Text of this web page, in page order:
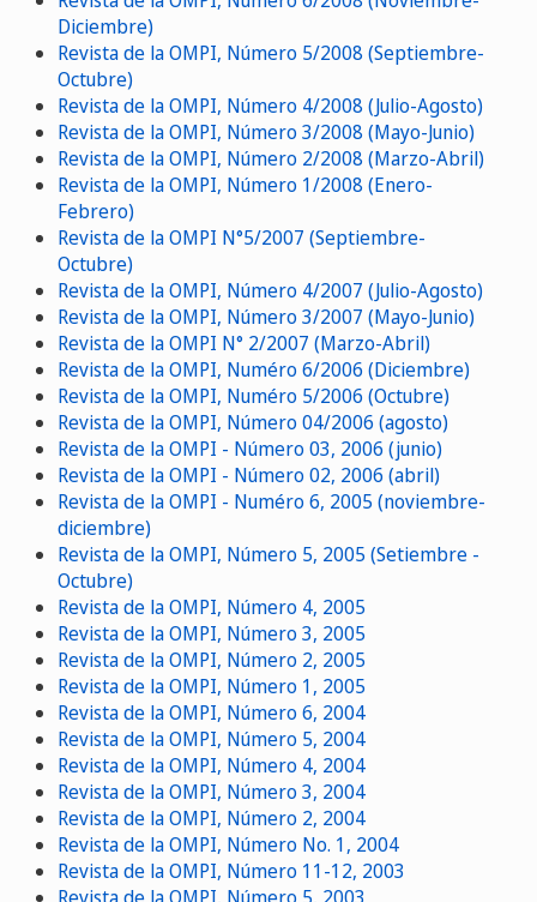
Diciembre)
Revista de la OMPI, Número 5/2008 (Septiembre-
Octubre)
Revista de la OMPI, Número 4/2008 (Julio-Agosto)
Revista de la OMPI, Número 3/2008 (Mayo-Junio)
Revista de la OMPI, Número 2/2008 (Marzo-Abril)
Revista de la OMPI, Número 1/2008 (Enero-
Febrero)
Revista de la OMPI N°5/2007 (Septiembre-
Octubre)
Revista de la OMPI, Número 4/2007 (Julio-Agosto)
Revista de la OMPI, Número 3/2007 (Mayo-Junio)
Revista de la OMPI N° 2/2007 (Marzo-Abril)
Revista de la OMPI, Numéro 6/2006 (Diciembre)
Revista de la OMPI, Numéro 5/2006 (Octubre)
Revista de la OMPI, Número 04/2006 (agosto)
Revista de la OMPI - Número 03, 2006 (junio)
Revista de la OMPI - Número 02, 2006 (abril)
Revista de la OMPI - Numéro 6, 2005 (noviembre-
diciembre)
Revista de la OMPI, Número 5, 2005 (Setiembre -
Octubre)
Revista de la OMPI, Número 4, 2005
Revista de la OMPI, Número 3, 2005
Revista de la OMPI, Número 2, 2005
Revista de la OMPI, Número 1, 2005
Revista de la OMPI, Número 6, 2004
Revista de la OMPI, Número 5, 2004
Revista de la OMPI, Número 4, 2004
Revista de la OMPI, Número 3, 2004
Revista de la OMPI, Número 2, 2004
Revista de la OMPI, Número No. 1, 2004
Revista de la OMPI, Número 11-12, 2003